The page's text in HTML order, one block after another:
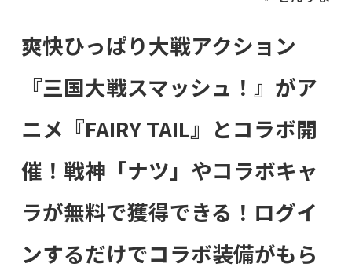
爽快ひっぱり大戦アクション
『三国大戦スマッシュ！』がア
ニメ『FAIRY TAIL』とコラボ開
催！戦神「ナツ」やコラボキャ
ラが無料で獲得できる！ログイ
ンするだけでコラボ装備がもら